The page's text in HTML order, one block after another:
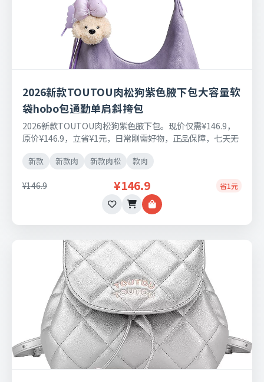
2026新款TOUTOU肉松狗紫色腋下包大容量软
袋hobo包通勤单肩斜挎包
2026新款TOUTOU肉松狗紫色腋下包。现价仅需¥146.9，
原价¥146.9，立省¥1元，日常刚需好物，正品保障，七天无
新款 新款肉 新款肉松 款肉
¥146.9 ¥146.9 省1元